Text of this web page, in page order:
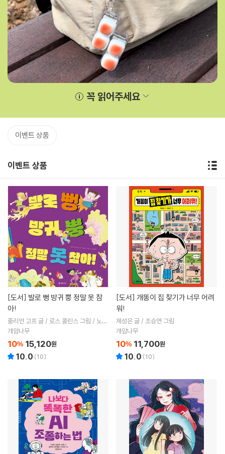
꼭 읽어주세요
이벤트 상품
이벤트 상품
[도서]
아!
줄리언 고프 글 / 로스 콜린스 그림 / 노지
양 역
개암나무
10% 15,120원
10.0 (10)
[도서]
워!
제성은 글 / 조승연 그림
개암나무
10% 11,700원
10.0 (10)